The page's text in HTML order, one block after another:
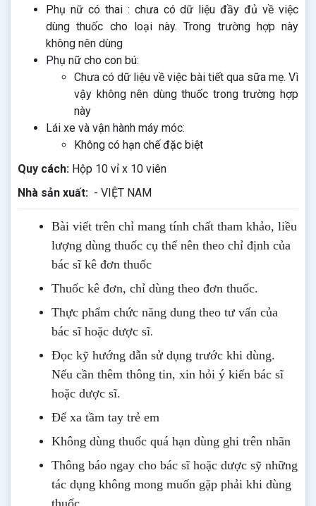
Phụ nữ có thai : chưa có dữ liệu đầy đủ về việc
dùng thuốc cho loại này. Trong trường hợp này
không nên dùng
Phụ nữ cho con bú:
Chưa có dữ liệu về việc bài tiết qua sữa mẹ. Vì
vậy không nên dùng thuốc trong trường hợp
này
Lái xe và vận hành máy móc:
Không có hạn chế đặc biệt
Quy cách: Hộp 10 vỉ x 10 viên
Nhà sản xuất: - VIỆT NAM
Bài viết trên chỉ mang tính chất tham khảo, liều
lượng dùng thuốc cụ thể nên theo chỉ định của
bác sĩ kê đơn thuốc
Thuốc kê đơn, chỉ dùng theo đơn thuốc.
Thực phẩm chức năng dung theo tư vấn của
bác sĩ hoặc dược sĩ.
Đọc kỹ hướng dẫn sử dụng trước khi dùng.
Nếu cần thêm thông tin, xin hỏi ý kiến bác sĩ
hoặc dược sĩ.
Để xa tầm tay trẻ em
Không dùng thuốc quá hạn dùng ghi trên nhãn
Thông báo ngay cho bác sĩ hoặc dược sỹ những
tác dụng không mong muốn gặp phải khi dùng
thuốc